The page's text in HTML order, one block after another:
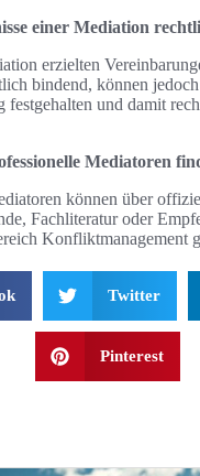
einer Mediation
erzielten
bindend, können
festgehalten und damit
Mediatoren
können über
Fachliteratur oder
Konfliktmanagement
Twitter
Pinterest